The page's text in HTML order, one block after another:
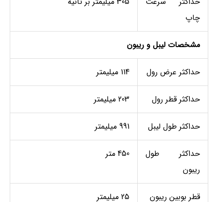
چاپ
مشخصات لیبل و ریبون
حداکثر عرض رول 114 میلیمتر
حداکثر قطر رول 203 میلیمتر
حداکثر طول لیبل 991 میلیمتر
حداکثر طول
ریبون
450 متر
قطر بوبین ریبون 25 میلیمتر